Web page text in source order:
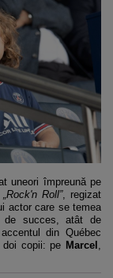
uneori împreună pe
„Rock'n Roll”, regizat
actor care se temea
de succes, atât de
din Québec
copii: pe Marcel